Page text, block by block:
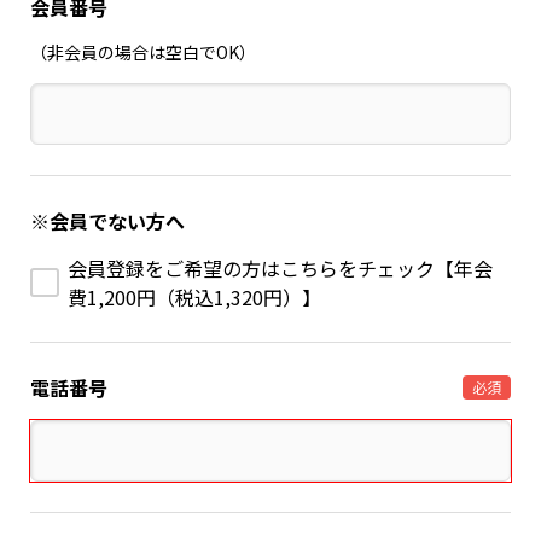
会員番号
（非会員の場合は空白でOK）
※会員でない方へ
会員登録をご希望の方はこちらをチェック【年会
費1,200円（税込1,320円）】
電話番号 必須